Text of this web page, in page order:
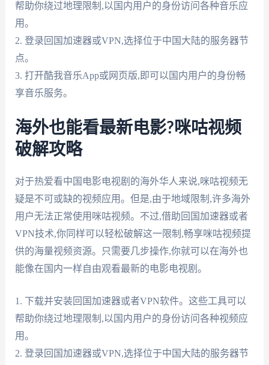
帮助你绕过地理限制,以国内用户的身份访问各种音乐应
用。
2. 登录回国加速器或VPN,选择位于中国大陆的服务器节
点。
3. 打开酷我音乐App或网页版,即可以国内用户的身份畅
享音乐服务。
海外也能看最新电影?咪咕视频
破解攻略
对于热爱看中国电影电视剧的海外华人来说,咪咕视频无
疑是不可或缺的视频应用。但是,由于地域限制,许多海外
用户无法正常使用咪咕视频。不过,借助回国加速器或者
VPN技术,你同样可以轻松破解这一限制,畅享咪咕视频提
供的海量视频资源。只需要几步操作,你就可以在海外也
能像在国内一样自由观看最新的电影电视剧。
1. 下载并安装回国加速器或者VPN软件。这些工具可以
帮助你绕过地理限制,以国内用户的身份访问各种视频应
用。
2. 登录回国加速器或VPN,选择位于中国大陆的服务器节